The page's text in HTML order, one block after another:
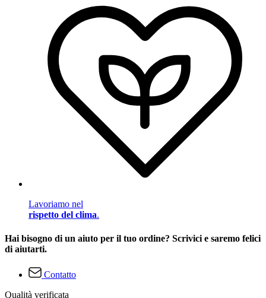
Lavoriamo nel
rispetto del clima.
Hai bisogno di un aiuto per il tuo ordine? Scrivici e saremo felici
di aiutarti.
Contatto
Qualità verificata